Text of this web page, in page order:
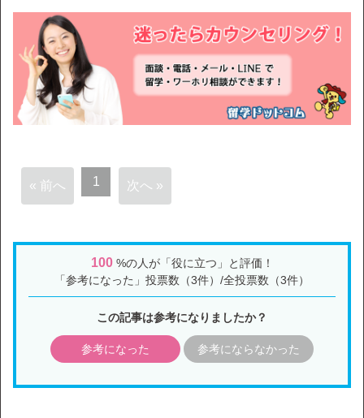
« 前へ 1 次へ »
100%の人が「役に立つ」と評価！
「参考になった」投票数（3件）/全投票数（3件）
この記事は参考になりましたか？
参考になった 参考にならなかった